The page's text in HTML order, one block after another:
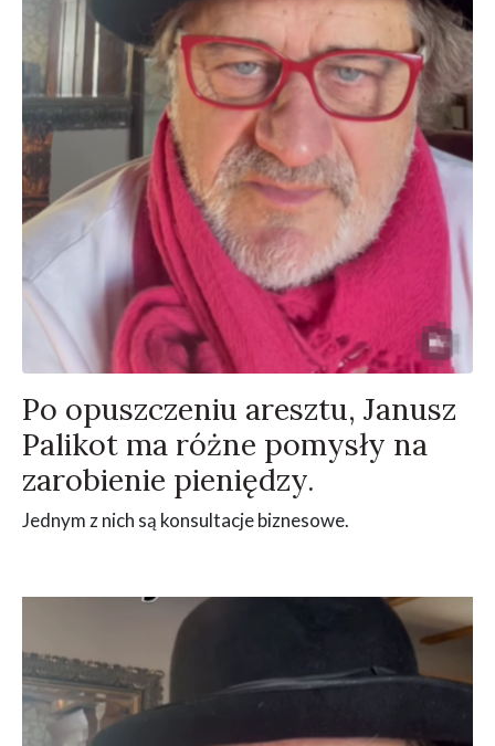
Po opuszczeniu aresztu, Janusz
Palikot ma różne pomysły na
zarobienie pieniędzy.
Jednym z nich są konsultacje biznesowe.